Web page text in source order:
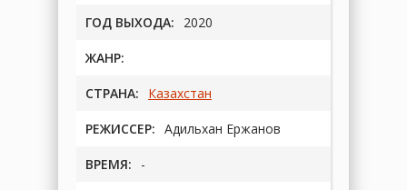
ГОД ВЫХОДА: 2020
ЖАНР:
СТРАНА: Казахстан
РЕЖИССЕР: Адильхан Ержанов
ВРЕМЯ: -